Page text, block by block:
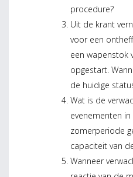
procedure?
Uit de krant
voor een
een wapenstok
opgestart.
de huidige
Wat is de
evenementen
zomerperiode
capaciteit van
Wanneer